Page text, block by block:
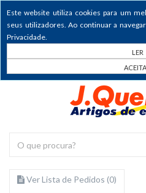
Este website utiliza cookies para um
seus utilizadores. Ao continuar a
Privacidade.
LER
Ver Lista de Pedidos (0)